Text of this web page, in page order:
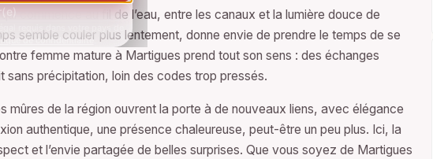
commence au fil de l’eau, entre les canaux et la lumière douce de
semble couler plus lentement, donne envie de prendre le temps de se
femme mature à Martigues prend tout son sens : des échanges
sans précipitation, loin des codes trop pressés.
mûres de la région ouvrent la porte à de nouveaux liens, avec élégance
authentique, une présence chaleureuse, peut-être un peu plus. Ici, la
et l’envie partagée de belles surprises. Que vous soyez de Martigues
requis dans votre pays de
de confidentialité